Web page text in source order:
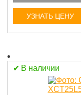
УЗНАТЬ ЦЕНУ
В наличии